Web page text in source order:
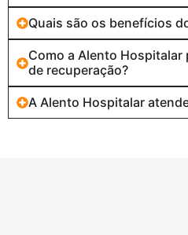
Quais são os benefícios
Como a Alento
de recuperação?
A Alento Hospitalar